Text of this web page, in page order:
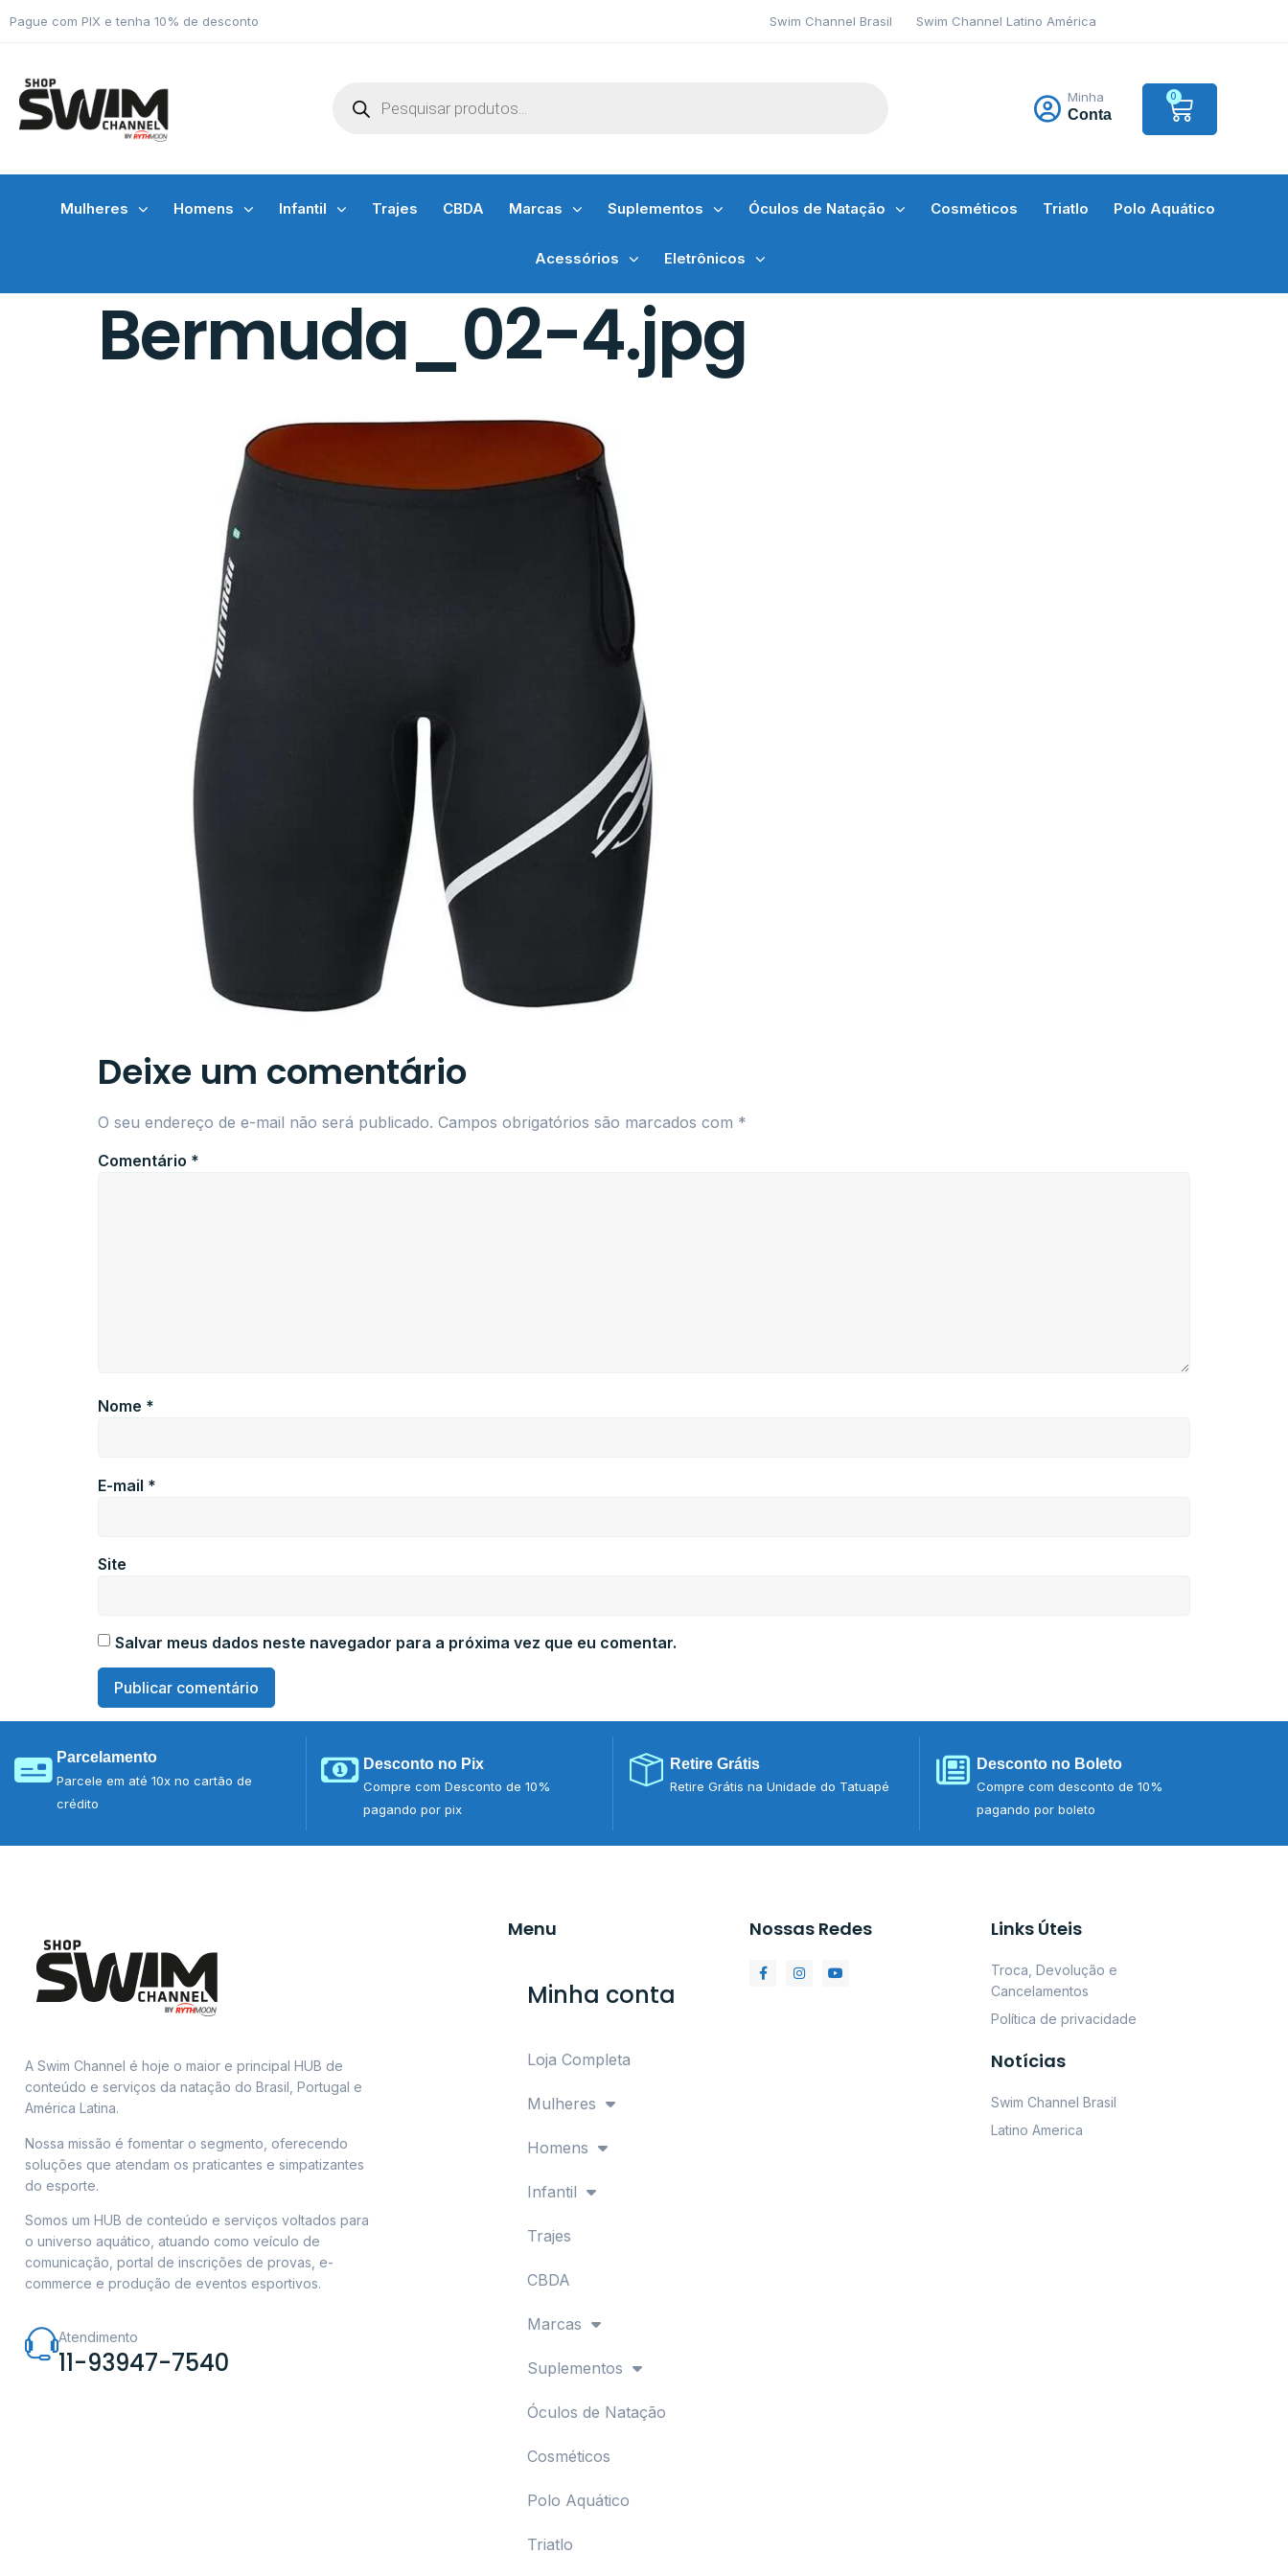
Pague com PIX e tenha 10% de desconto Swim Channel Brasil Swim Channel Latino América
Minha
Conta
0
Mulheres Homens Infantil Trajes CBDA Marcas Suplementos Óculos de Natação Cosméticos Triatlo Polo Aquático
Acessórios Eletrônicos
Bermuda_02-4.jpg
Deixe um comentário
O seu endereço de e-mail não será publicado. Campos obrigatórios são marcados com *
Comentário *
Nome *
E-mail *
Site
Salvar meus dados neste navegador para a próxima vez que eu comentar.
Parcelamento
Parcele em até 10x no cartão de
crédito
Desconto no Pix
Compre com Desconto de 10%
pagando por pix
Retire Grátis
Retire Grátis na Unidade do Tatuapé
Desconto no Boleto
Compre com desconto de 10%
pagando por boleto
A Swim Channel é hoje o maior e principal HUB de
conteúdo e serviços da natação do Brasil, Portugal e
América Latina.
Nossa missão é fomentar o segmento, oferecendo
soluções que atendam os praticantes e simpatizantes
do esporte.
Somos um HUB de conteúdo e serviços voltados para
o universo aquático, atuando como veículo de
comunicação, portal de inscrições de provas, e-
commerce e produção de eventos esportivos.
Atendimento
11-93947-7540
Menu
Minha conta
Loja Completa
Mulheres
Homens
Infantil
Trajes
CBDA
Marcas
Suplementos
Óculos de Natação
Cosméticos
Polo Aquático
Triatlo
Nossas Redes Links Úteis
Troca, Devolução e
Cancelamentos
Política de privacidade
Notícias
Swim Channel Brasil
Latino America